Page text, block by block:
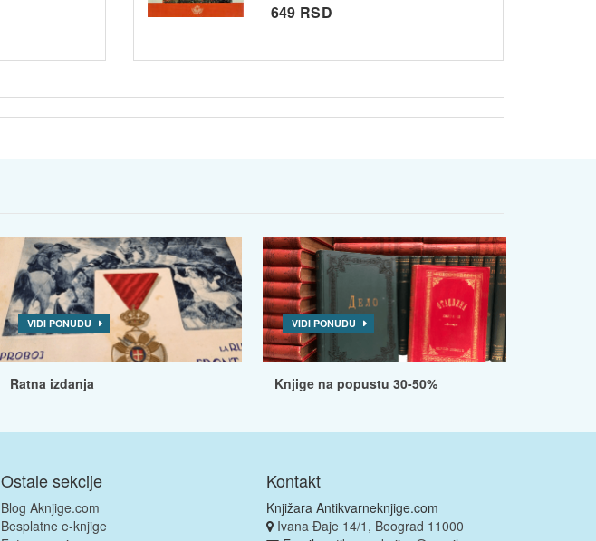
649 RSD
VIDI PONUDU
Ratna izdanja
VIDI PONUDU
Knjige na popustu 30-50%
Ostale sekcije
Blog Aknjige.com
Besplatne e-knjige
Kontakt
Knjižara Antikvarneknjige.com
Ivana Đaje 14/1, Beograd 11000